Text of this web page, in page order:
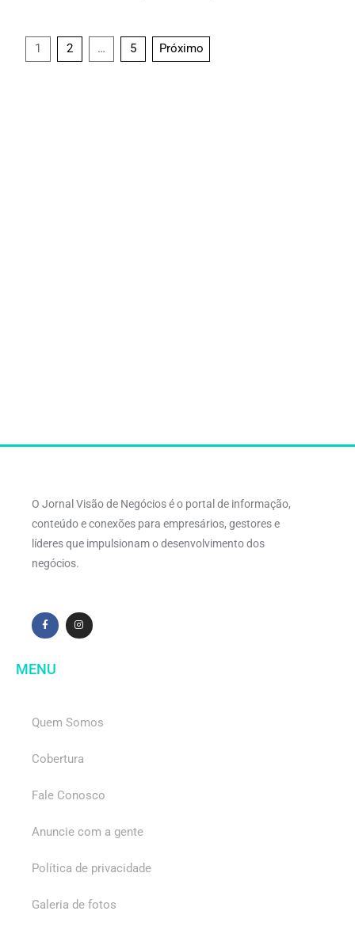
1 2 … 5 Próximo
O Jornal Visão de Negócios é o portal de informação,
conteúdo e conexões para empresários, gestores e
líderes que impulsionam o desenvolvimento dos
negócios.
MENU
Quem Somos
Cobertura
Fale Conosco
Anuncie com a gente
Política de privacidade
Galeria de fotos